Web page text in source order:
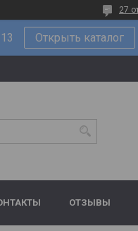
27
Открыть каталог
ОТЗЫВЫ